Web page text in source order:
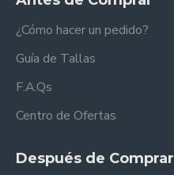
¿Cómo hacer un pedido?
Guía de Tallas
F.A.Qs
Centro de Ofertas
Después de Comprar